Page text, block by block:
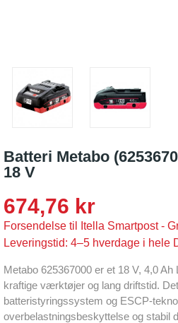
Batteri Metabo
18 V
674,76 kr
Forsendelse til Itella Smartpost -
Leveringstid: 4–5 hverdage i hele
Metabo 625367000 er et 18 V, 4,0
kraftige værktøjer og lang driftstid.
batteristyringssystem og ESCP-
overbelastningsbeskyttelse og stabil